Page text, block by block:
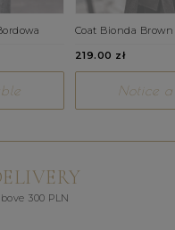
Coat Bionda Brown
219.00 zł
Notice
300 PLN